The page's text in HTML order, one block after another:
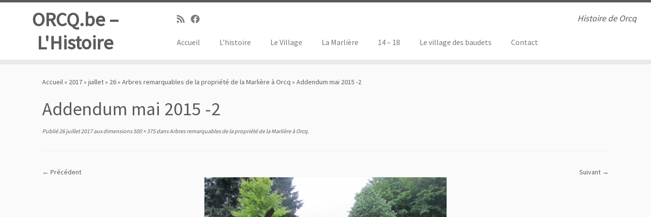
ORCQ.be –
L'Histoire
Histoire de Orcq
Accueil L’histoire Le Village La Marlière 14 – 18 Le village des baudets Contact
Accueil» 2017» juillet» 26» Arbres remarquables de la propriété de la Marlière à Orcq » Addendum mai 2015 -2
Addendum mai 2015 -2
Publié26 juillet 2017aux dimensions500 × 375dansArbres remarquables de la propriété de la Marlière à Orcq.
← Précédent Suivant →